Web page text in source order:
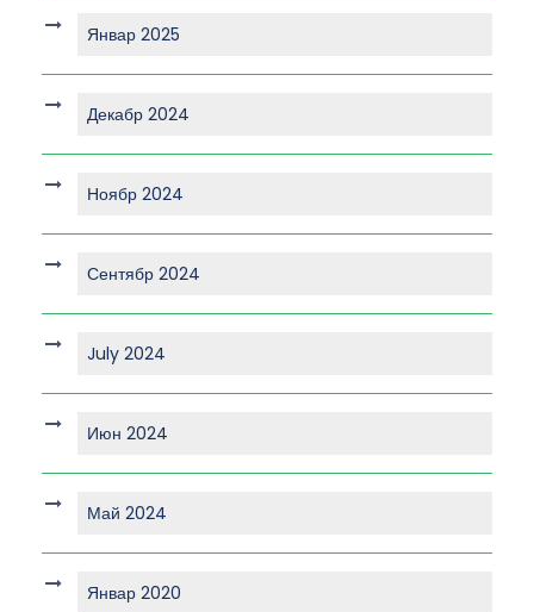
Январ 2025
Декабр 2024
Ноябр 2024
Сентябр 2024
July 2024
Июн 2024
Май 2024
Январ 2020